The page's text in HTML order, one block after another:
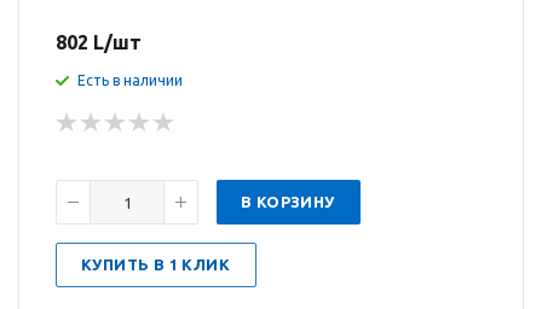
802 L/шт
Есть в наличии
В КОРЗИНУ
КУПИТЬ В 1 КЛИК